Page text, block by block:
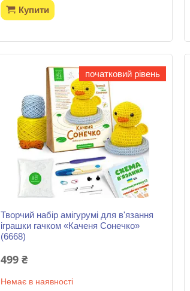
Купити
початковий рівень
Творчий набір амігурумі для в'язання
іграшки гачком «Каченя Сонечко»
(6668)
499 ₴
Немає в наявності